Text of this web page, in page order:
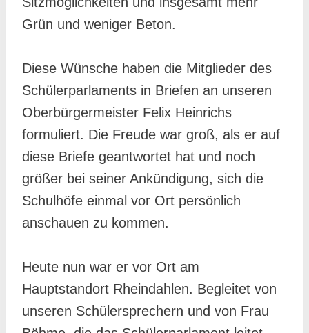
Grün und weniger Beton.
Diese Wünsche haben die Mitglieder des
Schülerparlaments in Briefen an unseren
Oberbürgermeister Felix Heinrichs
formuliert. Die Freude war groß, als er auf
diese Briefe geantwortet hat und noch
größer bei seiner Ankündigung, sich die
Schulhöfe einmal vor Ort persönlich
anschauen zu kommen.
Heute nun war er vor Ort am
Hauptstandort Rheindahlen. Begleitet von
unseren Schülersprechern und von Frau